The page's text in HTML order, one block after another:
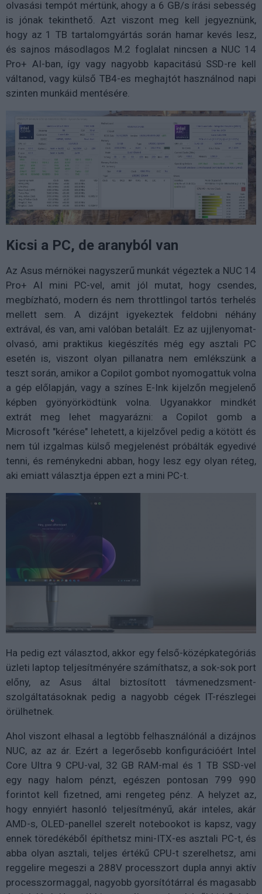
olvasási tempót mértünk, ahogy a 6 GB/s írási sebesség
is jónak tekinthető. Azt viszont meg kell jegyeznünk,
hogy az 1 TB tartalomgyártás során hamar kevés lesz,
és sajnos másodlagos M.2 foglalat nincsen a NUC 14
Pro+ AI-ban, így vagy nagyobb kapacitású SSD-re kell
váltanod, vagy külső TB4-es meghajtót használnod napi
szinten munkáid mentésére.
Kicsi a PC, de aranyból van
Az Asus mérnökei nagyszerű munkát végeztek a NUC 14
Pro+ AI mini PC-vel, amit jól mutat, hogy csendes,
megbízható, modern és nem throttlingol tartós terhelés
mellett sem. A dizájnt igyekeztek feldobni néhány
extrával, és van, ami valóban betalált. Ez az ujjlenyomat-
olvasó, ami praktikus kiegészítés még egy asztali PC
esetén is, viszont olyan pillanatra nem emlékszünk a
teszt során, amikor a Copilot gombot nyomogattuk volna
a gép előlapján, vagy a színes E-Ink kijelzőn megjelenő
képben gyönyörködtünk volna. Ugyanakkor mindkét
extrát meg lehet magyarázni: a Copilot gomb a
Microsoft "kérése" lehetett, a kijelzővel pedig a kötött és
nem túl izgalmas külső megjelenést próbálták egyedivé
tenni, és reménykedni abban, hogy lesz egy olyan réteg,
aki emiatt választja éppen ezt a mini PC-t.
Ha pedig ezt választod, akkor egy felső-középkategóriás
üzleti laptop teljesítményére számíthatsz, a sok-sok port
előny, az Asus által biztosított távmenedzsment-
szolgáltatásoknak pedig a nagyobb cégek IT-részlegei
örülhetnek.
Ahol viszont elhasal a legtöbb felhasználónál a dizájnos
NUC, az az ár. Ezért a legerősebb konfigurációért Intel
Core Ultra 9 CPU-val, 32 GB RAM-mal és 1 TB SSD-vel
egy nagy halom pénzt, egészen pontosan 799 990
forintot kell fizetned, ami rengeteg pénz. A helyzet az,
hogy ennyiért hasonló teljesítményű, akár inteles, akár
AMD-s, OLED-panellel szerelt notebookot is kapsz, vagy
ennek töredékéből építhetsz mini-ITX-es asztali PC-t, és
abba olyan asztali, teljes értékű CPU-t szerelhetsz, ami
reggelire megeszi a 288V processzort dupla annyi aktív
processzormaggal, nagyobb gyorsítótárral és magasabb